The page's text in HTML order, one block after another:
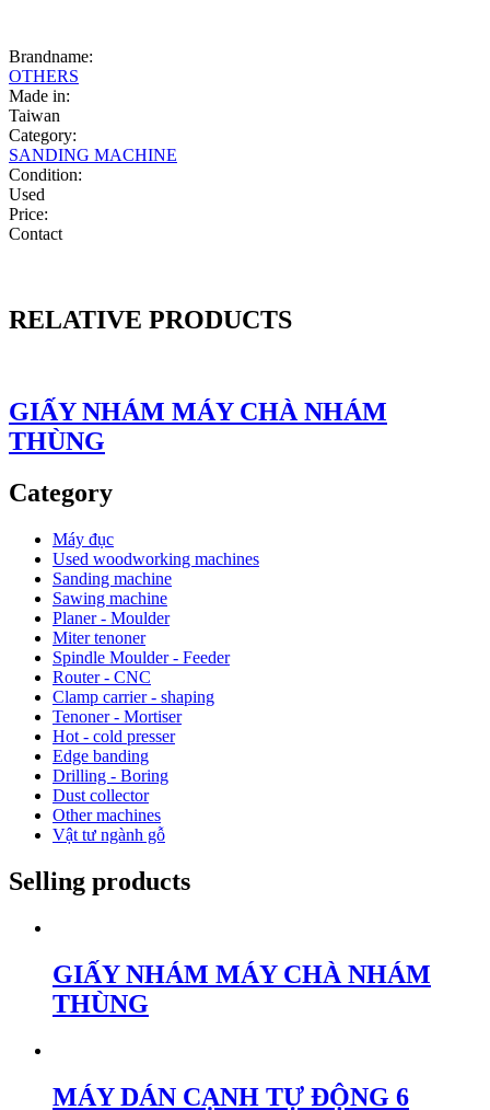
Brandname:
OTHERS
Made in:
Taiwan
Category:
SANDING MACHINE
Condition:
Used
Price:
Contact
RELATIVE PRODUCTS
GIẤY NHÁM MÁY CHÀ NHÁM
THÙNG
Category
Máy đục
Used woodworking machines
Sanding machine
Sawing machine
Planer - Moulder
Miter tenoner
Spindle Moulder - Feeder
Router - CNC
Clamp carrier - shaping
Tenoner - Mortiser
Hot - cold presser
Edge banding
Drilling - Boring
Dust collector
Other machines
Vật tư ngành gỗ
Selling products
GIẤY NHÁM MÁY CHÀ NHÁM
THÙNG
MÁY DÁN CẠNH TỰ ĐỘNG 6